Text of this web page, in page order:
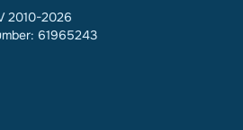
2010-2026
61965243